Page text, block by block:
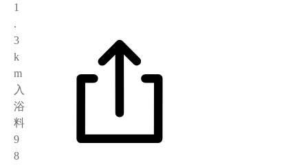
1
.
3
k
m
入
浴
料
9
8